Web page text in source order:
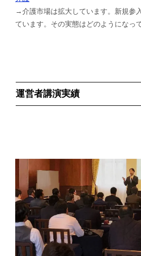
→介護市場は拡大しています。新規参
ています。その実態はどのようになっ
運営者講演実績